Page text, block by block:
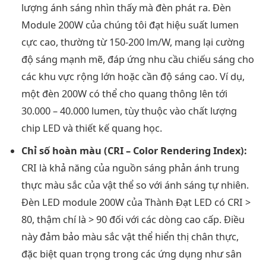
lượng ánh sáng nhìn thấy mà đèn phát ra. Đèn
Module 200W của chúng tôi đạt hiệu suất lumen
cực cao, thường từ 150-200 lm/W, mang lại cường
độ sáng mạnh mẽ, đáp ứng nhu cầu chiếu sáng cho
các khu vực rộng lớn hoặc cần độ sáng cao. Ví dụ,
một đèn 200W có thể cho quang thông lên tới
30.000 – 40.000 lumen, tùy thuộc vào chất lượng
chip LED và thiết kế quang học.
Chỉ số hoàn màu (CRI – Color Rendering Index):
CRI là khả năng của nguồn sáng phản ánh trung
thực màu sắc của vật thể so với ánh sáng tự nhiên.
Đèn LED module 200W của Thành Đạt LED có CRI >
80, thậm chí là > 90 đối với các dòng cao cấp. Điều
này đảm bảo màu sắc vật thể hiển thị chân thực,
đặc biệt quan trọng trong các ứng dụng như sân